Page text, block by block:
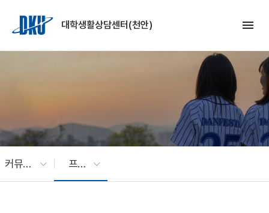
대학생활상담센터(천안)
menu
커뮤니티 프로그램 공지